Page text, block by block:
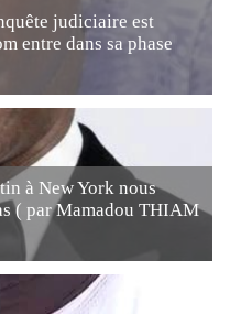
judiciaire est
entre dans sa phase
à New York nous
( par Mamadou THIAM